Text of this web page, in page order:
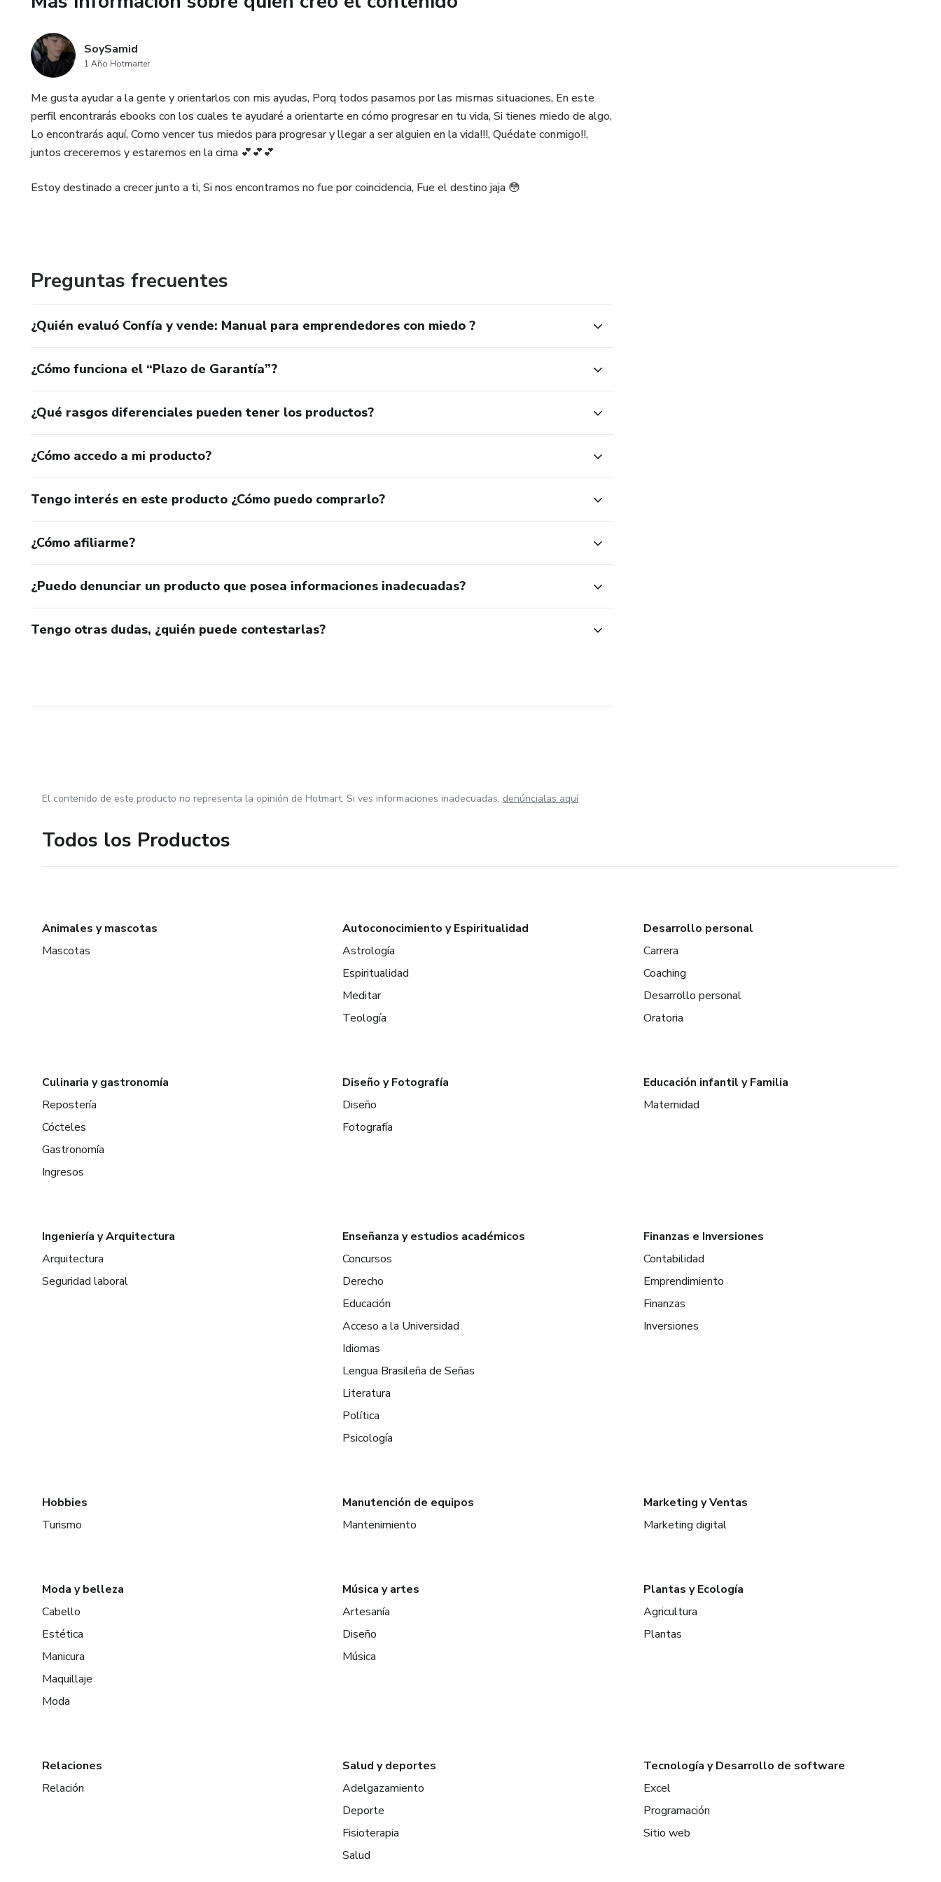
✍️ Por: Gael Dimas
📎 Disponible en Samid Digital Tools
SoySamid
1 Año Hotmarter
Me gusta ayudar a la gente y orientarlos con mis ayudas, Porq todos pasamos por las mismas situaciones, En este
perfil encontrarás ebooks con los cuales te ayudaré a orientarte en cómo progresar en tu vida, Si tienes miedo de algo,
Lo encontrarás aquí, Como vencer tus miedos para progresar y llegar a ser alguien en la vida!!!, Quédate conmigo!!,
juntos creceremos y estaremos en la cima 💕💕💕
Estoy destinado a crecer junto a ti, Si nos encontramos no fue por coincidencia, Fue el destino jaja 😳
Preguntas frecuentes
¿Quién evaluó Confía y vende: Manual para emprendedores con miedo ?
¿Cómo funciona el “Plazo de Garantía”?
¿Qué rasgos diferenciales pueden tener los productos?
¿Cómo accedo a mi producto?
Tengo interés en este producto ¿Cómo puedo comprarlo?
¿Cómo afiliarme?
¿Puedo denunciar un producto que posea informaciones inadecuadas?
Tengo otras dudas, ¿quién puede contestarlas?
El contenido de este producto no representa la opinión de Hotmart. Si ves informaciones inadecuadas, denúncialas aquí
Todos los Productos
Animales y mascotas
Mascotas
Autoconocimiento y Espiritualidad
Astrología
Espiritualidad
Meditar
Teología
Desarrollo personal
Carrera
Coaching
Desarrollo personal
Oratoria
Culinaria y gastronomía
Repostería
Cócteles
Gastronomía
Ingresos
Diseño y Fotografía
Diseño
Fotografía
Educación infantil y Familia
Maternidad
Ingeniería y Arquitectura
Arquitectura
Seguridad laboral
Enseñanza y estudios académicos
Concursos
Derecho
Educación
Acceso a la Universidad
Idiomas
Lengua Brasileña de Señas
Literatura
Política
Psicología
Finanzas e Inversiones
Contabilidad
Emprendimiento
Finanzas
Inversiones
Hobbies
Turismo
Manutención de equipos
Mantenimiento
Marketing y Ventas
Marketing digital
Moda y belleza
Cabello
Estética
Manicura
Maquillaje
Moda
Música y artes
Artesanía
Diseño
Música
Plantas y Ecología
Agricultura
Plantas
Relaciones
Relación
Salud y deportes
Adelgazamiento
Deporte
Fisioterapia
Salud
Tecnología y Desarrollo de software
Excel
Programación
Sitio web